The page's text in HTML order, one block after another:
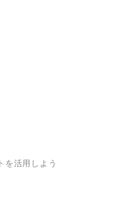
を活用しよう